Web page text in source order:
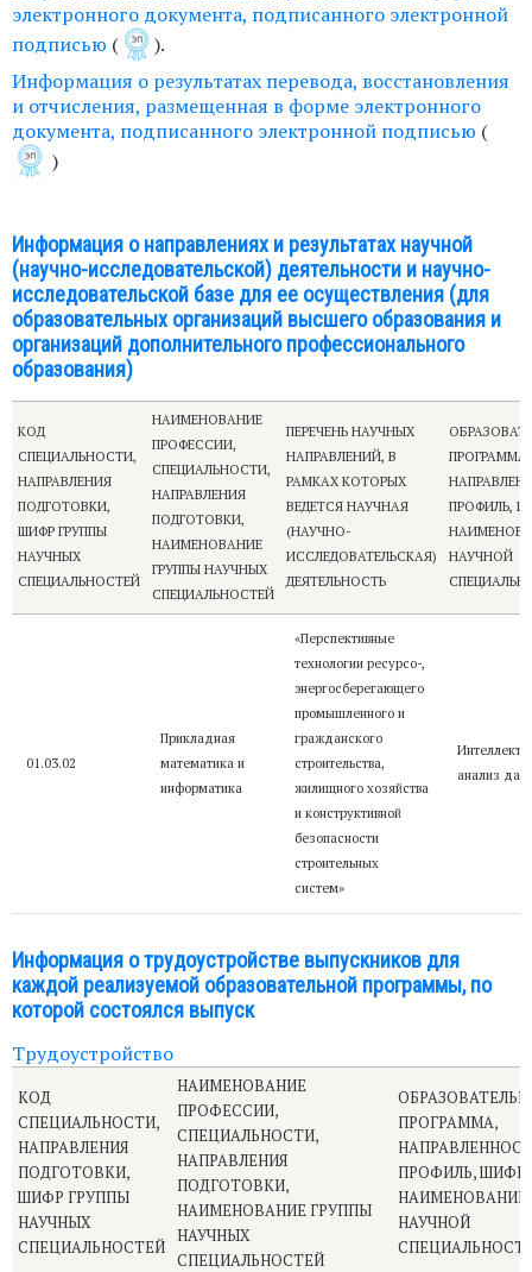
электронного документа, подписанного электронной
подписью (
).
Информация о результатах перевода, восстановления
и отчисления, размещенная в форме электронного
документа, подписанного электронной подписью (
)
Информация о направлениях и результатах научной
(научно-исследовательской) деятельности и научно-
исследовательской базе для ее осуществления (для
образовательных организаций высшего образования и
организаций дополнительного профессионального
образования)
КОД
СПЕЦИАЛЬНОСТИ,
НАПРАВЛЕНИЯ
ПОДГОТОВКИ,
ШИФР ГРУППЫ
НАУЧНЫХ
СПЕЦИАЛЬНОСТЕЙ
НАИМЕНОВАНИЕ
ПРОФЕССИИ,
СПЕЦИАЛЬНОСТИ,
НАПРАВЛЕНИЯ
ПОДГОТОВКИ,
НАИМЕНОВАНИЕ
ГРУППЫ НАУЧНЫХ
СПЕЦИАЛЬНОСТЕЙ
ПЕРЕЧЕНЬ НАУЧНЫХ
НАПРАВЛЕНИЙ, В
РАМКАХ КОТОРЫХ
ВЕДЕТСЯ НАУЧНАЯ
(НАУЧНО-
ИССЛЕДОВАТЕЛЬСКАЯ)
ДЕЯТЕЛЬНОСТЬ
ПРОГРАММА,
ПРОФИЛЬ,
НАУЧНОЙ
01.03.02
Прикладная
математика и
информатика
«Перспективные
технологии ресурсо-,
энергосберегающего
промышленного и
гражданского
строительства,
жилищного хозяйства
и конструктивной
безопасности
строительных
систем»
анализ
Информация о трудоустройстве выпускников для
каждой реализуемой образовательной программы, по
которой состоялся выпуск
Трудоустройство
КОД
СПЕЦИАЛЬНОСТИ,
НАПРАВЛЕНИЯ
ПОДГОТОВКИ,
ШИФР ГРУППЫ
НАУЧНЫХ
СПЕЦИАЛЬНОСТЕЙ
НАИМЕНОВАНИЕ
ПРОФЕССИИ,
СПЕЦИАЛЬНОСТИ,
НАПРАВЛЕНИЯ
ПОДГОТОВКИ,
НАИМЕНОВАНИЕ ГРУППЫ
НАУЧНЫХ
СПЕЦИАЛЬНОСТЕЙ
ПРОГРАММА,
ПРОФИЛЬ, ШИФР
НАИМЕНОВАНИЕ
НАУЧНОЙ